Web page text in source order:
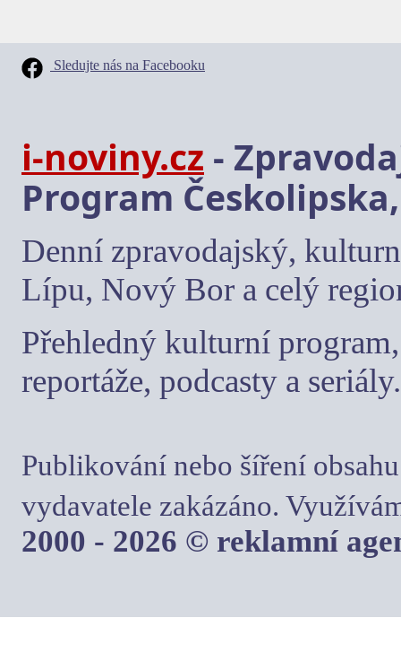
Sledujte nás na Facebooku
i-noviny.cz -
Program
Denní zpravodajský,
Lípu, Nový Bor a celý
Přehledný kulturní
reportáže, podcasty a seriály.
Publikování nebo šíření
vydavatele zakázáno.
2000 - 2026 © reklamní